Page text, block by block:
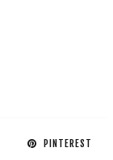
PINTEREST